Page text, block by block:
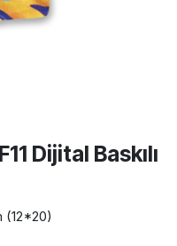
Dijital Baskılı
(12*20)